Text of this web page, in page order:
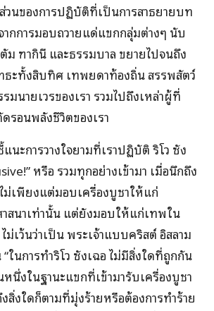
วนของการปฏิบัติที่เป็นการสาธยายบท
ากการมอบถวายแด่แขกกลุ่มต่างๆ นับ
ฑากินี และธรรมบาล ขยายไปจนถึง
ะทั้งสิบทิศ เทพยดาท้องถิ่น สรรพสัตว์
มนายเวรของเรา รวมไปถึงเหล่าผู้ที่
รอนพลังชีวิตของเรา
นะการวางใจยามที่เราปฏิบัติ ริโว ซัง
หรือ รวมทุกอย่างเข้ามา เมื่อนึกถึง
ม่เพียงแต่มอบเครื่องบูชาให้แก่
สนาเท่านั้น แต่ยังมอบให้แก่เทพใน
ม่เว้นว่าเป็น พระเจ้าแบบคริสต์ อิสลาม
ในการทำริโว ซังเฉอ ไม่มีสิ่งใดที่ถูกกัน
นึ่งในฐานะแขกที่เข้ามารับเครื่องบูชา
สิ่งใดก็ตามที่มุ่งร้ายหรือต้องการทำร้าย